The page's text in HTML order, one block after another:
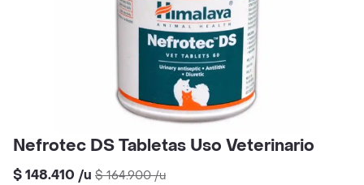
Nefrotec DS Tabletas Uso Veterinario
$ 148.410 /u $ 164.900/u